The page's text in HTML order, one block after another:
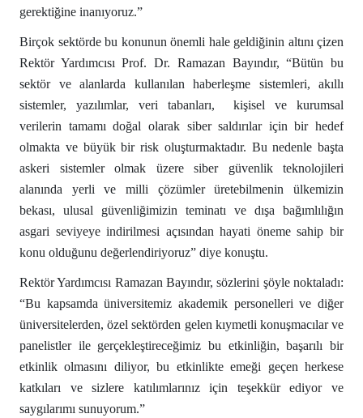
gerektiğine inanıyoruz.”
Birçok sektörde bu konunun önemli hale geldiğinin altını çizen
Rektör Yardımcısı Prof. Dr. Ramazan Bayındır, “Bütün bu
sektör ve alanlarda kullanılan haberleşme sistemleri, akıllı
sistemler, yazılımlar, veri tabanları, kişisel ve kurumsal
verilerin tamamı doğal olarak siber saldırılar için bir hedef
olmakta ve büyük bir risk oluşturmaktadır. Bu nedenle başta
askeri sistemler olmak üzere siber güvenlik teknolojileri
alanında yerli ve milli çözümler üretebilmenin ülkemizin
bekası, ulusal güvenliğimizin teminatı ve dışa bağımlılığın
asgari seviyeye indirilmesi açısından hayati öneme sahip bir
konu olduğunu değerlendiriyoruz” diye konuştu.
Rektör Yardımcısı Ramazan Bayındır, sözlerini şöyle noktaladı:
“Bu kapsamda üniversitemiz akademik personelleri ve diğer
üniversitelerden, özel sektörden gelen kıymetli konuşmacılar ve
panelistler ile gerçekleştireceğimiz bu etkinliğin, başarılı bir
etkinlik olmasını diliyor, bu etkinlikte emeği geçen herkese
katkıları ve sizlere katılımlarınız için teşekkür ediyor ve
saygılarımı sunuyorum.”